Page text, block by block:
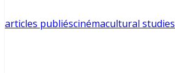
articles publiéscinémacultural studies